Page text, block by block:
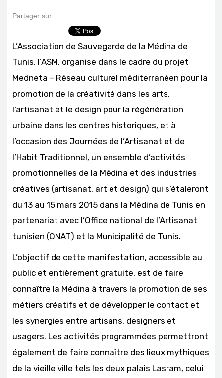
Partager sur :
L’Association de Sauvegarde de la Médina de
Tunis, l’ASM, organise dans le cadre du projet
Medneta – Réseau culturel méditerranéen pour la
promotion de la créativité dans les arts,
l’artisanat et le design pour la régénération
urbaine dans les centres historiques, et à
l’occasion des Journées de l’Artisanat et de
l’Habit Traditionnel, un ensemble d’activités
promotionnelles de la Médina et des industries
créatives (artisanat, art et design) qui s’étaleront
du 13 au 15 mars 2015 dans la Médina de Tunis en
partenariat avec l’Office national de l’Artisanat
tunisien (ONAT) et la Municipalité de Tunis.
L’objectif de cette manifestation, accessible au
public et entièrement gratuite, est de faire
connaître la Médina à travers la promotion de ses
métiers créatifs et de développer le contact et
les synergies entre artisans, designers et
usagers. Les activités programmées permettront
également de faire connaître des lieux mythiques
de la vieille ville tels les deux palais Lasram, celui